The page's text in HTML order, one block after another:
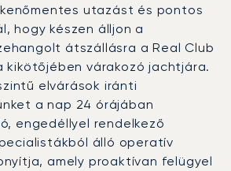
utazást és pontos
hogy készen álljon a
átszállásra a Real Club
kikötőjében várakozó jachtjára.
elvárások iránti
a nap 24 órájában
engedéllyel rendelkező
álló operatív
amely proaktívan felügyel